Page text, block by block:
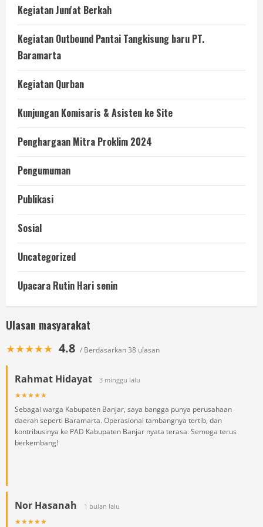
Kegiatan Jum'at Berkah
Kegiatan Outbound Pantai Tangkisung baru PT.
Baramarta
Kegiatan Qurban
Kunjungan Komisaris & Asisten ke Site
Penghargaan Mitra Proklim 2024
Pengumuman
Publikasi
Sosial
Uncategorized
Upacara Rutin Hari senin
Ulasan masyarakat
★★★★★ 4.8 / Berdasarkan 38 ulasan
Rahmat Hidayat 3 minggu lalu
★★★★★
Sebagai warga Kabupaten Banjar, saya bangga punya perusahaan
daerah seperti Baramarta. Operasional tambangnya tertib, dan
kontribusinya ke PAD Kabupaten Banjar nyata terasa. Semoga terus
berkembang!
Nor Hasanah 1 bulan lalu
★★★★★